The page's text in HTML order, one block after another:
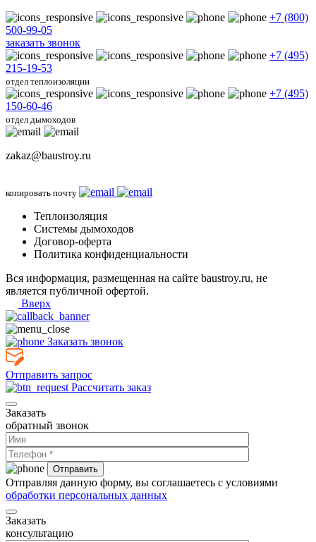
+7 (800)
500-99-05
заказать звонок
+7 (495)
215-19-53
отдел теплоизоляции
+7 (495)
150-60-46
отдел дымоходов
zakaz@baustroy.ru
копировать почту
Теплоизоляция
Системы дымоходов
Договор-оферта
Политика конфиденциальности
Вся информация, размещенная на сайте baustroy.ru, не
является публичной офертой.
Вверх
Заказать звонок
Отправить запрос
Рассчитать заказ
Заказать
обратный звонок
Отправляя данную форму, вы соглашаетесь с условиями
обработки персональных данных
Заказать
консультацию